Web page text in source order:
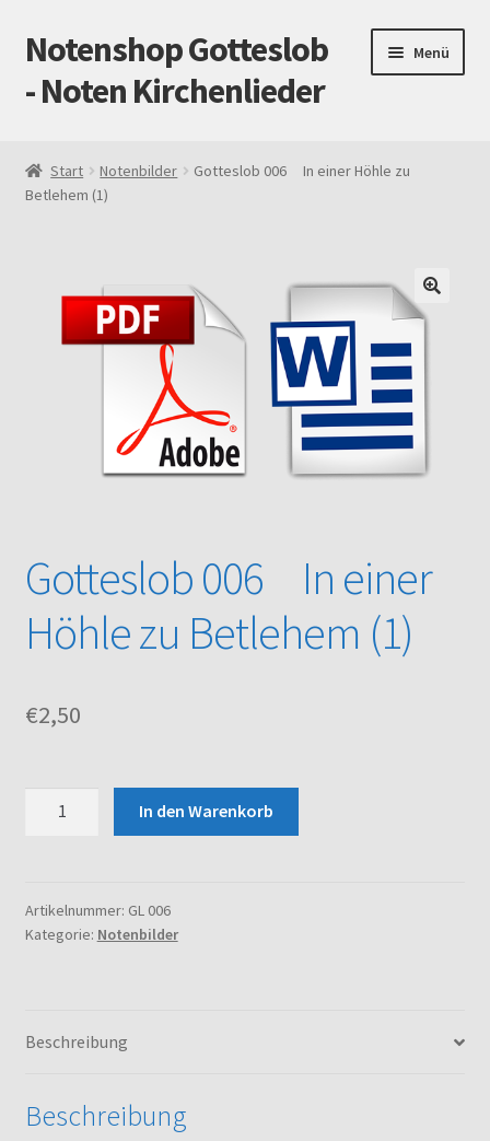
Zur
Navigation
springen
Zum
Inhalt
springen
Notenshop Gotteslob
- Noten Kirchenlieder
Menü
AGB
Cookie-Richtlinie (EU)
Gotteslob alt / neu
Über uns
Start Notenbilder
Gotteslob 006 In einer Höhle zu
Betlehem (1)
Gotteslob 006 In einer
Höhle zu Betlehem (1)
€2,50
Höhle
zu
In den Warenkorb
Artikelnummer: GL 006
Kategorie: Notenbilder
Beschreibung
Beschreibung